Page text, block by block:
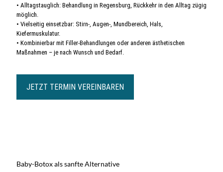
• Alltagstauglich: Behandlung in Regensburg, Rückkehr in den Alltag zügig
möglich.
• Vielseitig einsetzbar: Stirn-, Augen-, Mundbereich, Hals,
Kiefermuskulatur.
• Kombinierbar mit Filler-Behandlungen oder anderen ästhetischen
Maßnahmen – je nach Wunsch und Bedarf.
JETZT TERMIN VEREINBAREN
Baby-Botox als sanfte Alternative